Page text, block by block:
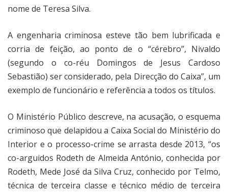
nome de Teresa Silva.
A engenharia criminosa esteve tão bem lubrificada e
corria de feição, ao ponto de o “cérebro”, Nivaldo
(segundo o co-réu Domingos de Jesus Cardoso
Sebastião) ser considerado, pela Direcção do Caixa”, um
exemplo de funcionário e referência a todos os títulos.
O Ministério Público descreve, na acusação, o esquema
criminoso que delapidou a Caixa Social do Ministério do
Interior e o processo-crime se arrasta desde 2013, “os
co-arguidos Rodeth de Almeida António, conhecida por
Rodeth, Mede José da Silva Cruz, conhecido por Telmo,
técnica de terceira classe e técnico médio de terceira